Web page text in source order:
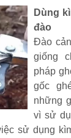
Dùng
đào
Đào
giống
pháp
gốc
những
vì sử
sử dụng